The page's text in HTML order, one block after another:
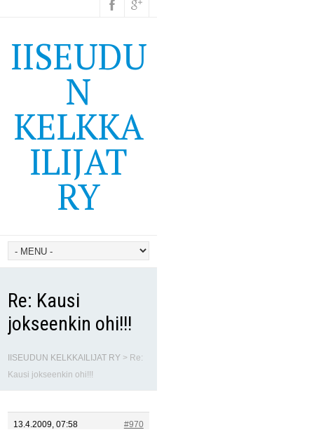
IISEUDU
N
KELKKA
ILIJAT
RY
Re: Kausi
jokseenkin ohi!!!
IISEUDUN KELKKAILIJAT RY > Re:
Kausi jokseenkin ohi!!!
13.4.2009, 07:58
#970